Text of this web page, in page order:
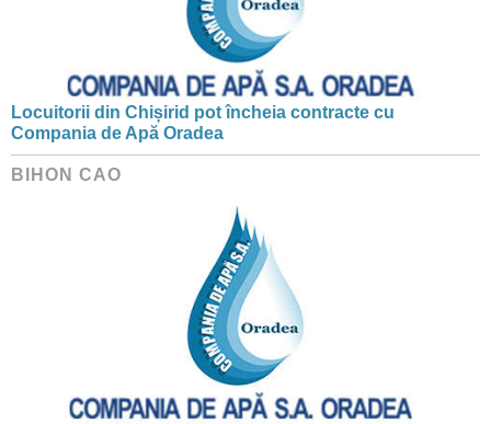
Locuitorii din Chișirid pot încheia contracte cu
Compania de Apă Oradea
BIHON CAO